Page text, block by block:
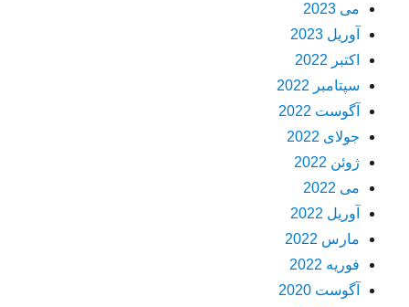
می 2023
آوریل 2023
اکتبر 2022
سپتامبر 2022
آگوست 2022
جولای 2022
ژوئن 2022
می 2022
آوریل 2022
مارس 2022
فوریه 2022
آگوست 2020